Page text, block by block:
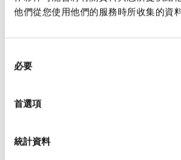
他們從您使用他們的服務時所收集的資
必要
首選項
統計資料
環境規範
功能規格